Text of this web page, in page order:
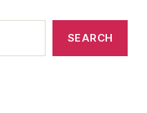
SEARCH